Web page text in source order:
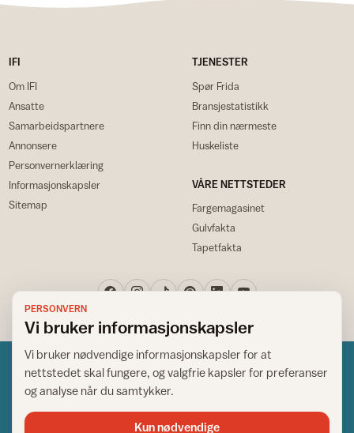
IFI
Om IFI
Ansatte
Samarbeidspartnere
Annonsere
Personvernerklæring
Informasjonskapsler
Sitemap
TJENESTER
Spør Frida
Bransjestatistikk
Finn din nærmeste
Huskeliste
VÅRE NETTSTEDER
Fargemagasinet
Gulvfakta
Tapetfakta
PERSONVERN
Vi bruker informasjonskapsler
Vi bruker nødvendige informasjonskapsler for at
nettstedet skal fungere, og valgfrie kapsler for preferanser
og analyse når du samtykker.
Kun nødvendige